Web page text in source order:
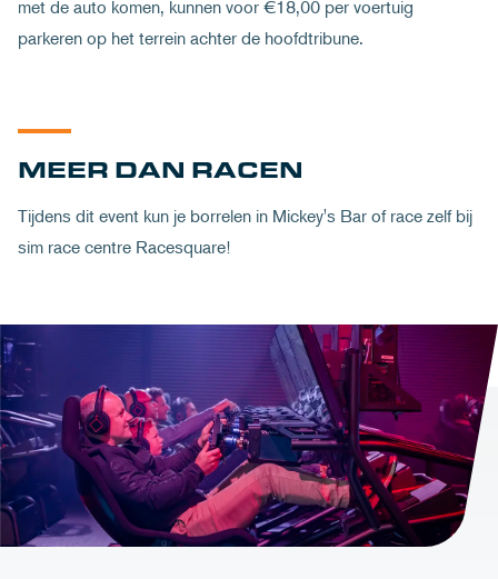
met de auto komen, kunnen voor €18,00 per voertuig
parkeren op het terrein achter de hoofdtribune.
MEER DAN RACEN
Tijdens dit event kun je borrelen in Mickey's Bar of race zelf bij
sim race centre Racesquare!